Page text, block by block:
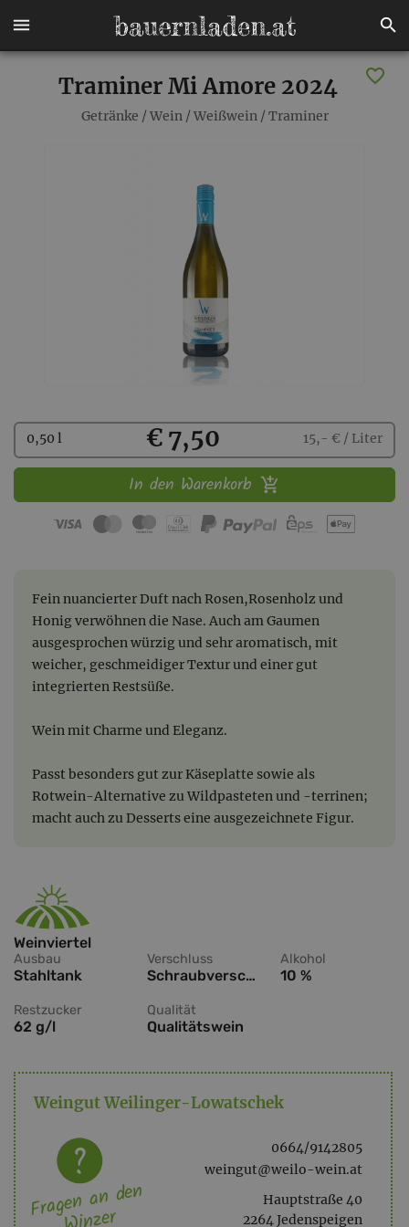
Traminer Mi Amore 2024
Getränke / Wein/ Weißwein/ Traminer
Kaufen
0,50 l € 7,50 15,- € / Liter
In den Warenkorb
Fein nuancierter Duft nach Rosen,Rosenholz und
Honig verwöhnen die Nase. Auch am Gaumen
ausgesprochen würzig und sehr aromatisch, mit
weicher, geschmeidiger Textur und einer gut
integrierten Restsüße.
Wein mit Charme und Eleganz.
Passt besonders gut zur Käseplatte sowie als
Rotwein-Alternative zu Wildpasteten und -terrinen;
macht auch zu Desserts eine ausgezeichnete Figur.
Weinviertel
Ausbau
Stahltank
Verschluss
Schraubverschluss
Alkohol
10 %
Restzucker
62 g/l
Qualität
Qualitätswein
Weingut Weilinger-Lowatschek
0664/9142805
weingut@weilo-wein.at
Hauptstraße 40
2264 Jedenspeigen
Fragen an den